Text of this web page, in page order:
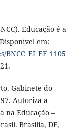
Educação é a
em:
Gabinete do
Autoriza a
na Educação –
Brasília, DF,